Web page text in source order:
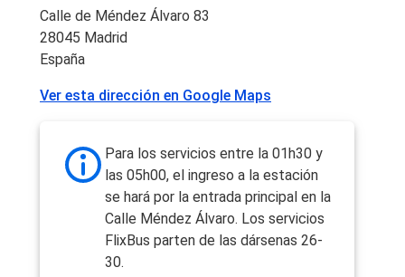
Calle de Méndez Álvaro 83
28045 Madrid
España
Ver esta dirección en Google Maps
Para los servicios entre la 01h30 y
las 05h00, el ingreso a la estación
se hará por la entrada principal en la
Calle Méndez Álvaro. Los servicios
FlixBus parten de las dársenas 26-
30.